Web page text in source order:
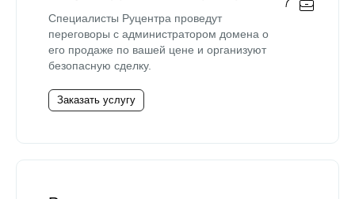
Специалисты Руцентра проведут
переговоры с администратором домена о
его продаже по вашей цене и организуют
безопасную сделку.
Заказать услугу